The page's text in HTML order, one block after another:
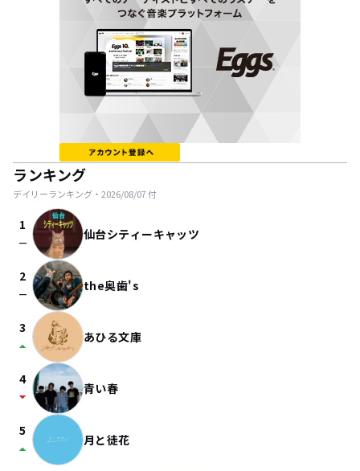
ランキング
デイリーランキング・ 2026/08/07付
1
check_indeterminate_small 仙台シティーキャッツ
2
check_indeterminate_small the奥歯's
3
arrow_drop_up あひる文庫
4
arrow_drop_down 青い春
5
arrow_drop_up 月と徒花